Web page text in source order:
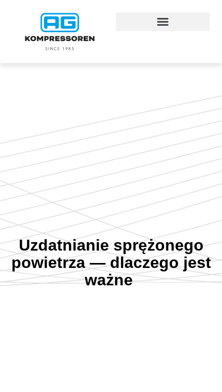
Uzdatnianie sprężonego
powietrza — dlaczego jest
ważne